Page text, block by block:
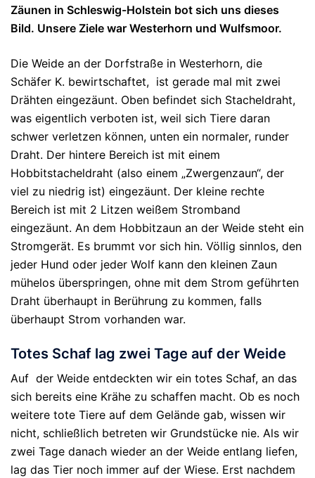
Zäunen in Schleswig-Holstein bot sich uns dieses
Bild. Unsere Ziele war Westerhorn und Wulfsmoor.
Die Weide an der Dorfstraße in Westerhorn, die
Schäfer K. bewirtschaftet, ist gerade mal mit zwei
Drähten eingezäunt. Oben befindet sich Stacheldraht,
was eigentlich verboten ist, weil sich Tiere daran
schwer verletzen können, unten ein normaler, runder
Draht. Der hintere Bereich ist mit einem
Hobbitstacheldraht (also einem „Zwergenzaun“, der
viel zu niedrig ist) eingezäunt. Der kleine rechte
Bereich ist mit 2 Litzen weißem Stromband
eingezäunt. An dem Hobbitzaun an der Weide steht ein
Stromgerät. Es brummt vor sich hin. Völlig sinnlos, den
jeder Hund oder jeder Wolf kann den kleinen Zaun
mühelos überspringen, ohne mit dem Strom geführten
Draht überhaupt in Berührung zu kommen, falls
überhaupt Strom vorhanden war.
Totes Schaf lag zwei Tage auf der Weide
Auf der Weide entdeckten wir ein totes Schaf, an das
sich bereits eine Krähe zu schaffen macht. Ob es noch
weitere tote Tiere auf dem Gelände gab, wissen wir
nicht, schließlich betreten wir Grundstücke nie. Als wir
zwei Tage danach wieder an der Weide entlang liefen,
lag das Tier noch immer auf der Wiese. Erst nachdem